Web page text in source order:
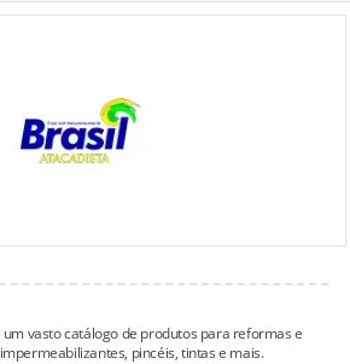
vasto catálogo de produtos para reformas e
pincéis, tintas e mais.